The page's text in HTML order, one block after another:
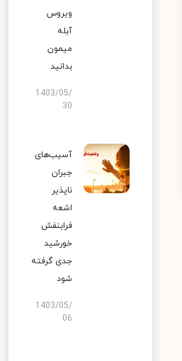
ویروس
آبله
میمون
بدانید
1403/05/
30
آسیب‌های
جبران
ناپذیر
اشعه
فرابنفش
خورشید
جدی گرفته
شود
1403/05/
06